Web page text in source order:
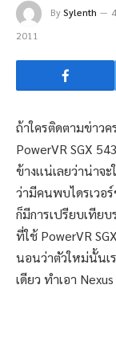
BySylenth
2011
ถ้าใครติดตามข่าว
PowerVR SGX
ข้างเเน่เลยว่าน่าจ
ว่ามีคนพบไดรเวอร์
ก็มีการเปรียบเทียบ
ที่ใช้ PowerVR
นอนว่าตัวใหม่นั้นเ
เดียว ทำเอา